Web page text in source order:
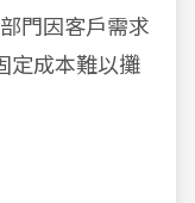
門因客戶需求
定成本難以攤